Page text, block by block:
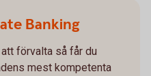
Banking
förvalta så får du
mest kompetenta